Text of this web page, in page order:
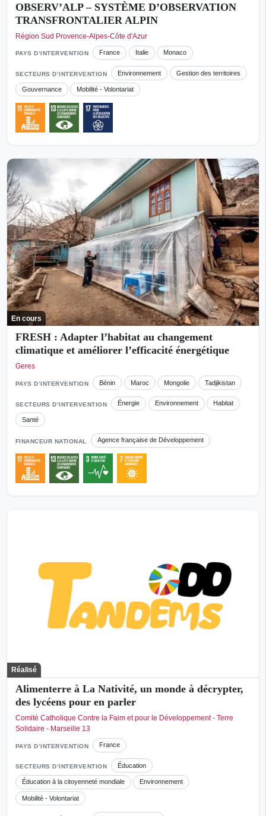
OBSERV’ALP – SYSTÈME D’OBSERVATION
TRANSFRONTALIER ALPIN
Région Sud Provence-Alpes-Côte d'Azur
PAYS D’INTERVENTION France Italie Monaco
SECTEURS D’INTERVENTION Environnement Gestion des territoires
Gouvernance Mobilité - Volontariat
En cours
FRESH : Adapter l’habitat au changement
climatique et améliorer l’efficacité énergétique
Geres
PAYS D’INTERVENTION Bénin Maroc Mongolie Tadjikistan
SECTEURS D’INTERVENTION Énergie Environnement Habitat
Santé
FINANCEUR NATIONAL Agence française de Développement
Réalisé
Alimenterre à La Nativité, un monde à décrypter,
des lycéens pour en parler
Comité Catholique Contre la Faim et pour le Développement - Terre
Solidaire - Marseille 13
PAYS D’INTERVENTION France
SECTEURS D’INTERVENTION Éducation
Éducation à la citoyenneté mondiale Environnement
Mobilité - Volontariat